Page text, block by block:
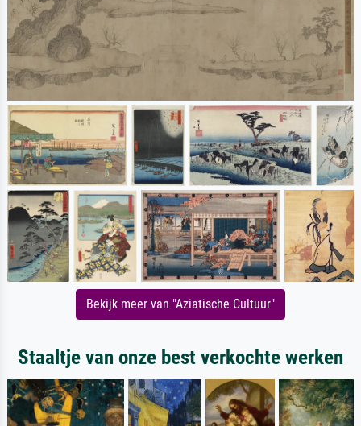
Bekijk meer van "Aziatische Cultuur"
Staaltje van onze best verkochte werken